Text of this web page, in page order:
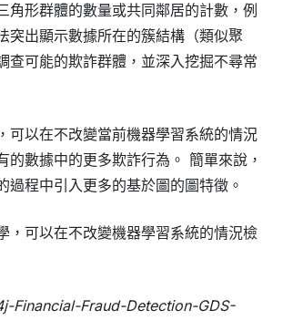
角形群體的數量或共同鄰居的計數，例
突出顯示數據所在的簇結構（類似聚
查可能的欺詐群體，並深入挖掘不尋常
可以在不改變當前機器學習系統的情況
的數據中的更多欺詐行為。 簡單來說，
過程中引入更多的基於圖的圖特徵。
Financial-Fraud-Detection-GDS-